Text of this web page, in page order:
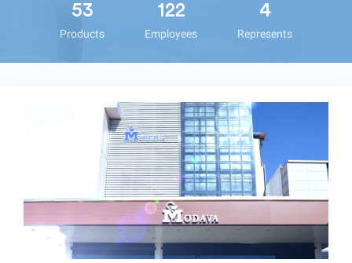
4
Represents
122
Employees
53
Products